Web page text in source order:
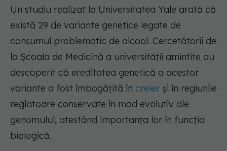
Un studiu realizat la Universitatea Yale arată că
există 29 de variante genetice legate de
consumul problematic de alcool. Cercetătorii de
la Școala de Medicină a universității amintite au
descoperit că ereditatea genetică a acestor
variante a fost îmbogățită în creier și în regiunile
reglatoare conservate în mod evolutiv ale
genomului, atestând importanța lor în funcția
biologică.